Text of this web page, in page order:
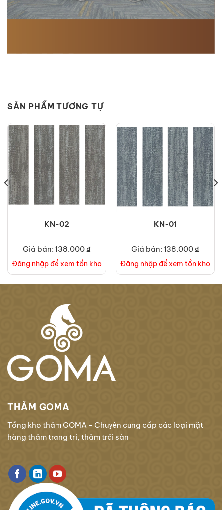
SẢN PHẨM TƯƠNG TỰ
KN-02
Giá bán: 138.000 ₫
Đăng nhập để xem tồn kho
KN-01
Giá bán: 138.000 ₫
Đăng nhập để xem tồn kho
THẢM GOMA
Tổng kho thảm GOMA - Chuyên cung cấp các loại mặt
hàng thảm trang trí, thảm trải sàn